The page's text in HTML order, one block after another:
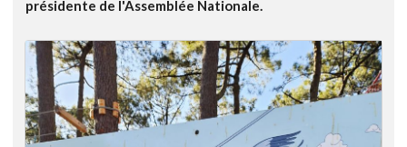
présidente de l'Assemblée Nationale.